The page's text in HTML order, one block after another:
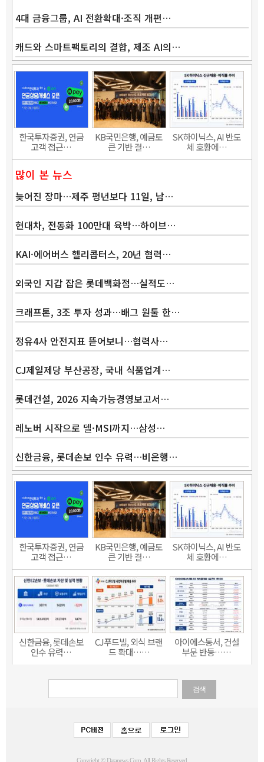
4대 금융그룹, AI 전환확대·조직 개편…
캐드와 스마트팩토리의 결합, 제조 AI의…
한국투자증권, 연금
고객 접근…
KB국민은행, 예금토
큰 기반 결…
SK하이닉스, AI 반도
체 호황에…
많이 본 뉴스
늦어진 장마…제주 평년보다 11일, 남…
현대차, 전동화 100만대 육박…하이브…
KAI·에어버스 헬리콥터스, 20년 협력…
외국인 지갑 잡은 롯데백화점…실적도…
크래프톤, 3조 투자 성과…배그 원툴 한…
정유4사 안전지표 뜯어보니…협력사…
CJ제일제당 부산공장, 국내 식품업계…
롯데건설, 2026 지속가능경영보고서…
레노버 시작으로 델·MSI까지…삼성…
신한금융, 롯데손보 인수 유력…비은행…
한국투자증권, 연금
고객 접근…
KB국민은행, 예금토
큰 기반 결…
SK하이닉스, AI 반도
체 호황에…
신한금융, 롯데손보
인수 유력…
CJ푸드빌, 외식 브랜
드 확대……
아이에스동서, 건설
부문 반등……
검색
Copyright © Datanews Corp. All Rights Reserved.